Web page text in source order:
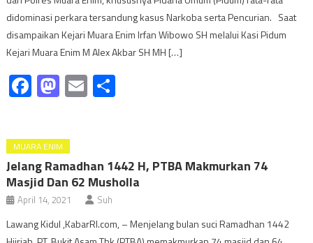
didominasi perkara tersandung kasus Narkoba serta Pencurian. Saat
disampaikan Kejari Muara Enim Irfan Wibowo SH melalui Kasi Pidum
Kejari Muara Enim M Alex Akbar SH MH […]
Facebook
Mastodon
Email
MUARA ENIM
Jelang Ramadhan 1442 H, PTBA Makmurkan 74
Masjid Dan 62 Musholla
April 14, 2021 Suh
Lawang Kidul ,KabarRI.com, – Menjelang bulan suci Ramadhan 1442